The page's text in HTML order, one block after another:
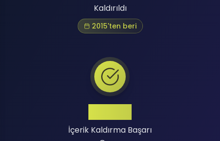
Kaldırıldı
2015'ten beri
İçerik Kaldırma Başarı